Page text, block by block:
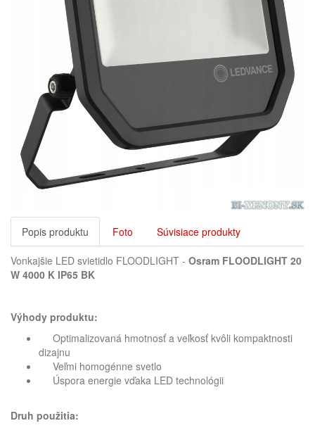
Popis produktu Foto Súvisiace produkty
Vonkajšie LED svietidlo FLOODLIGHT - Osram FLOODLIGHT 20
W 4000 K IP65 BK
Výhody produktu:
Optimalizovaná hmotnosť a veľkosť kvôli kompaktnosti
dizajnu
Veľmi homogénne svetlo
Úspora energie vďaka LED technológii
Druh použitia: